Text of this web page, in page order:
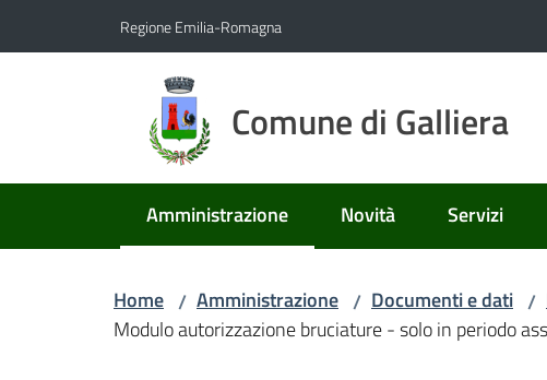
Regione Emilia-Romagna
Comune di Galliera
Amministrazione
Menu selezionato Novità Servizi
Home / Amministrazione / Documenti e dati /
Modulo autorizzazione bruciature - solo in periodo